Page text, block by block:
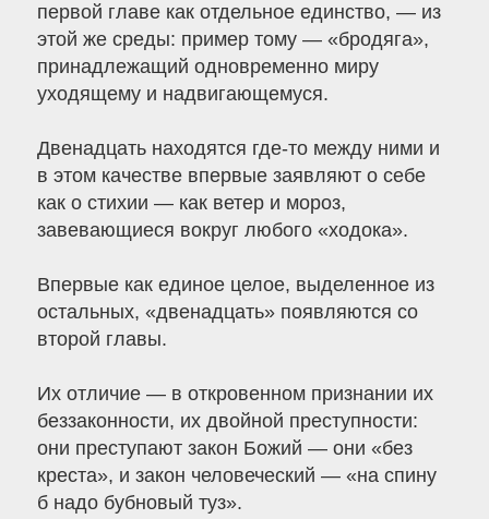
первой главе как отдельное единство, — из
этой же среды: пример тому — «бродяга»,
принадлежащий одновременно миру
уходящему и надвигающемуся.
Двенадцать находятся где-то между ними и
в этом качестве впервые заявляют о себе
как о стихии — как ветер и мороз,
завевающиеся вокруг любого «ходока».
Впервые как единое целое, выделенное из
остальных, «двенадцать» появляются со
второй главы.
Их отличие — в откровенном признании их
беззаконности, их двойной преступности:
они преступают закон Божий — они «без
креста», и закон человеческий — «на спину
б надо бубновый туз».